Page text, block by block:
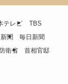
テレビ
TBS
聞
毎日新聞
防衛省
首相官邸